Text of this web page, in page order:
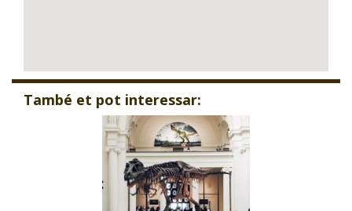
També et pot interessar: